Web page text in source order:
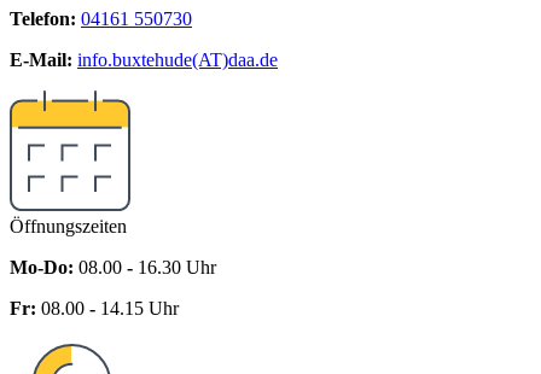
Telefon: 04161 550730
E-Mail: info.buxtehude(AT)daa.de
Öffnungszeiten
Mo-Do: 08.00 - 16.30 Uhr
Fr: 08.00 - 14.15 Uhr